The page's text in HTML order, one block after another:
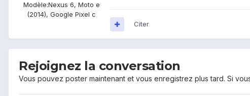
Modèle:Nexus 6, Moto e
(2014), Google Pixel c
Citer
Rejoignez la conversation
Vous pouvez poster maintenant et vous enregistrez plus tard. Si